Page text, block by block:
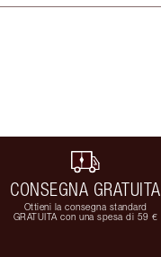
CONSEGNA GRATUITA
Ottieni la consegna standard
GRATUITA con una spesa di 59 €